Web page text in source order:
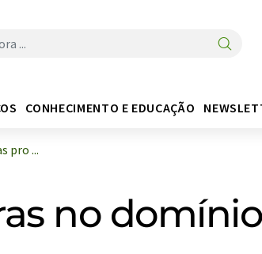
CONHECIMENTO E EDUCAÇÃO
pro ...
no